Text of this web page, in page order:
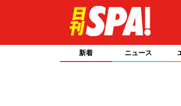
新着 ニュース